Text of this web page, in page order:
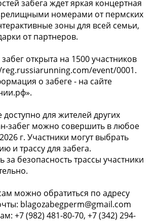
забега ждет яркая концертная
номерами от пермских
зоны для всей семьи,
от партнеров.
открыта на 1500 участников
event/0001.
о забеге - на сайте
для жителей других
забег можно совершить в любое
г. Участники могут выбрать
и трассу для забега.
за безопасность трассы участники
можно обратиться по адресу
blagozabegperm@gmail.com
+7 (982) 481-80-70, +7 (342) 294-